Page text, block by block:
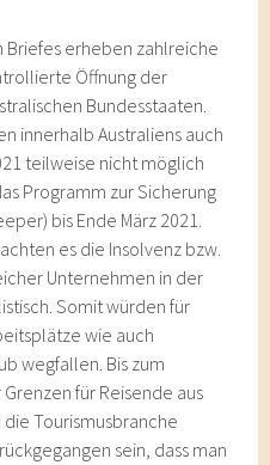
Briefes erheben zahlreiche
Öffnung der
Bundesstaaten.
innerhalb Australiens auch
teilweise nicht möglich
Programm zur Sicherung
bis Ende März 2021.
es die Insolvenz bzw.
Unternehmen in der
Somit würden für
wie auch
wegfallen. Bis zum
für Reisende aus
Tourismusbranche
sein, dass man